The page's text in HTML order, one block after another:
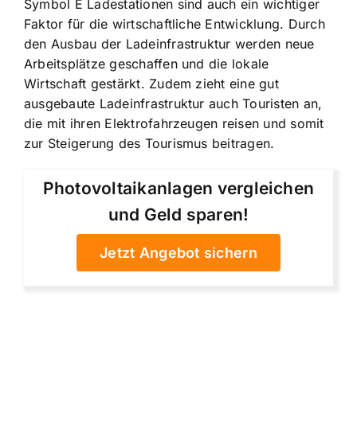
Symbol E Ladestationen sind auch ein wichtiger
Faktor für die wirtschaftliche Entwicklung. Durch
den Ausbau der Ladeinfrastruktur werden neue
Arbeitsplätze geschaffen und die lokale
Wirtschaft gestärkt. Zudem zieht eine gut
ausgebaute Ladeinfrastruktur auch Touristen an,
die mit ihren Elektrofahrzeugen reisen und somit
zur Steigerung des Tourismus beitragen.
Photovoltaikanlagen vergleichen
und Geld sparen!
Jetzt Angebot sichern